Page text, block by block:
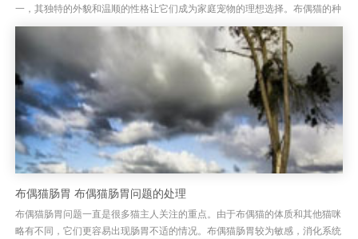
一，其独特的外貌和温顺的性格让它们成为家庭宠物的理想选择。布偶猫的种
类众多，每一种都有着不同的特点。布偶猫为人熟知的特点就是它们的毛...
布偶猫肠胃 布偶猫肠胃问题的处理
布偶猫肠胃问题一直是很多猫主人关注的重点。由于布偶猫的体质和其他猫咪
略有不同，它们更容易出现肠胃不适的情况。布偶猫肠胃较为敏感，消化系统